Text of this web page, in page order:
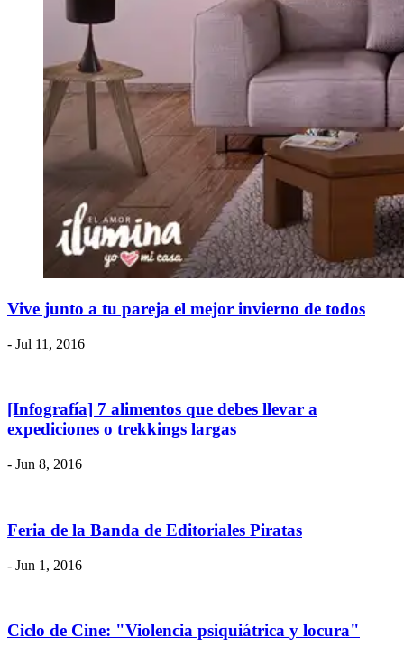
Vive junto a tu pareja el mejor invierno de todos
- Jul 11, 2016
[Infografía] 7 alimentos que debes llevar a
expediciones o trekkings largas
- Jun 8, 2016
Feria de la Banda de Editoriales Piratas
- Jun 1, 2016
Ciclo de Cine: "Violencia psiquiátrica y locura"